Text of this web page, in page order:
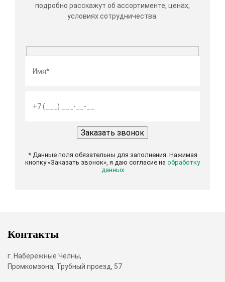
подробно расскажут об ассортименте, ценах,
условиях сотрудничества.
* Данные поля обязательны для заполнения. Нажимая
кнопку «Заказать звонок», я даю согласие на обработку
данных
Контакты
г. Набережные Челны,
Промкомзона, Трубный проезд, 57